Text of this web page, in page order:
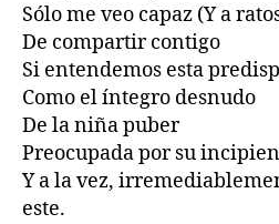
Sólo me veo capaz (Y a
De compartir contigo
Si entendemos esta
Como el íntegro desnudo
De la niña puber
Preocupada por su
Y a la vez,
este.